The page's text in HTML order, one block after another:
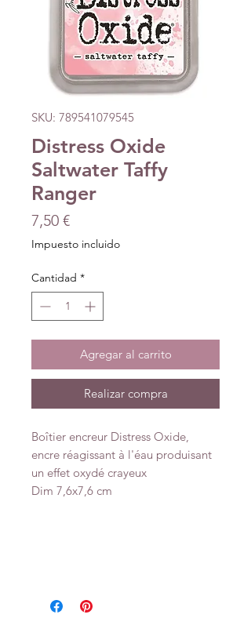
SKU: 789541079545
Distress Oxide
Saltwater Taffy
Ranger
7,50 €Precio
Impuesto incluido
Cantidad *
Agregar al carrito
Realizar compra
Boîtier encreur Distress Oxide,
encre réagissant à l'éau produisant
un effet oxydé crayeux
Dim 7,6x7,6 cm